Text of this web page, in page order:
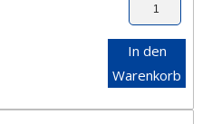
In den
Warenkorb